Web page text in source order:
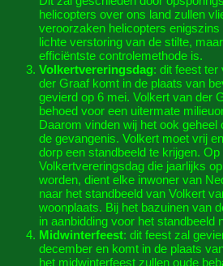
helicopters over ons land zullen
veroorzaken helicopters
lichte verstoring van de stilte,
efficiëntste controlemethode is.
Volkertvereringsdag: dit feest ter
der Graaf komt in de plaats van
gevierd op 6 mei. Volkert van der
behoed voor een uitermate
Daarom vinden wij het ook
de gevangenis. Volkert moet vrij
dorp een standbeeld te krijgen. Op
Volkertvereringsdag die jaarlijks
worden, dient elke inwoner van
naar het standbeeld van Volkert
woonplaats. Bij het bazuinen van
in aanbidding voor het standbeeld
Midwinterfeest: dit feest zal
december en komt in de plaats
het midwinterfeest zullen oude